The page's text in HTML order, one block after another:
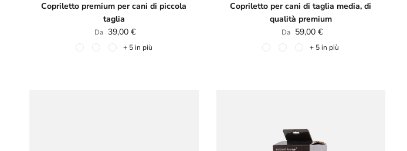
Copriletto premium per cani di piccola
taglia
Prezzo normale
Da 39,00 €
+ 5 in più
Copriletto per cani di taglia media, di
qualità premium
Prezzo normale
Da 59,00 €
+ 5 in più